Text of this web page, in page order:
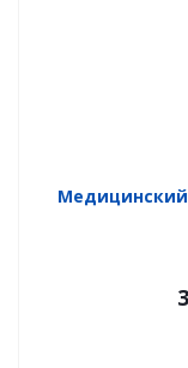
Медицинский